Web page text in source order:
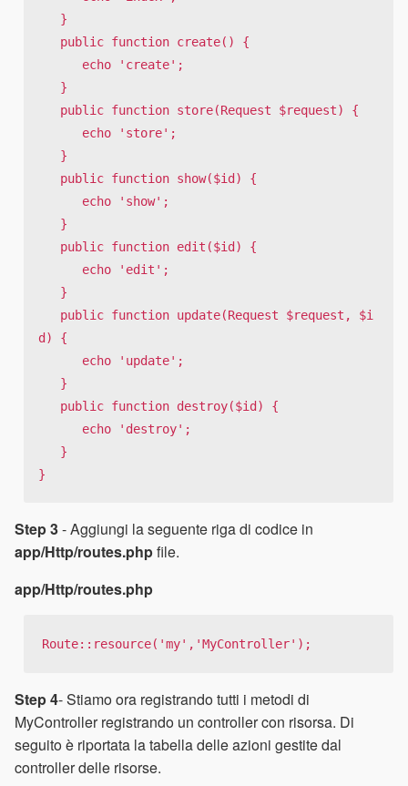
d) {
}
Step 3- Aggiungi la seguente riga di codice in
app/Http/routes.phpfile.
app/Http/routes.php
Route::resource('my','MyController');
Step 4- Stiamo ora registrando tutti i metodi di
MyController registrando un controller con risorsa. Di
seguito è riportata la tabella delle azioni gestite dal
controller delle risorse.